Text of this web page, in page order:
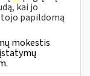
kai jo
papildomą
mokestis